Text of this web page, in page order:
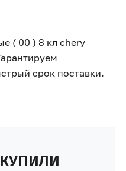
( 00 ) 8 кл chery
срок поставки.